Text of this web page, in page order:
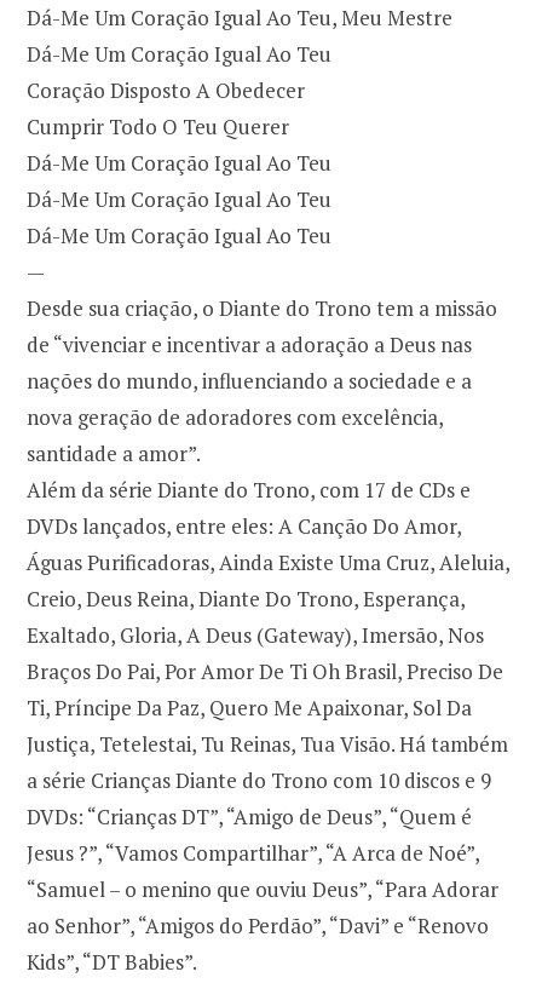
Dá-Me Um Coração Igual Ao Teu, Meu Mestre
Dá-Me Um Coração Igual Ao Teu
Coração Disposto A Obedecer
Cumprir Todo O Teu Querer
Dá-Me Um Coração Igual Ao Teu
Dá-Me Um Coração Igual Ao Teu
Dá-Me Um Coração Igual Ao Teu
—
Desde sua criação, o Diante do Trono tem a missão
de “vivenciar e incentivar a adoração a Deus nas
nações do mundo, influenciando a sociedade e a
nova geração de adoradores com excelência,
santidade a amor”.
Além da série Diante do Trono, com 17 de CDs e
DVDs lançados, entre eles: A Canção Do Amor,
Águas Purificadoras, Ainda Existe Uma Cruz, Aleluia,
Creio, Deus Reina, Diante Do Trono, Esperança,
Exaltado, Gloria, A Deus (Gateway), Imersão, Nos
Braços Do Pai, Por Amor De Ti Oh Brasil, Preciso De
Ti, Príncipe Da Paz, Quero Me Apaixonar, Sol Da
Justiça, Tetelestai, Tu Reinas, Tua Visão. Há também
a série Crianças Diante do Trono com 10 discos e 9
DVDs: “Crianças DT”, “Amigo de Deus”, “Quem é
Jesus ?”, “Vamos Compartilhar”, “A Arca de Noé”,
“Samuel – o menino que ouviu Deus”, “Para Adorar
ao Senhor”, “Amigos do Perdão”, “Davi” e “Renovo
Kids”, “DT Babies”.